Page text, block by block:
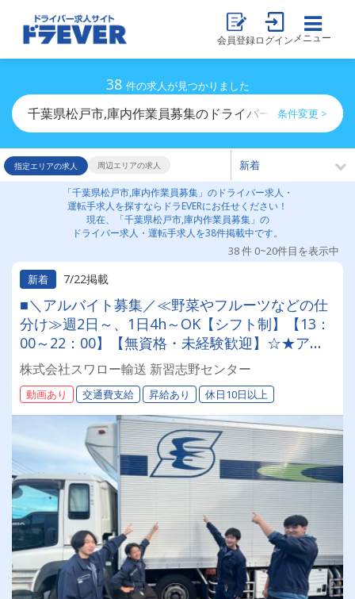
会員登録ログイン メニュー
38 件の求人が見つかりました
千葉県松戸市,庫内作業員募集のドライバー求人・運転手
条件変更 >
指定エリアの求人 周辺エリアの求人
「千葉県松戸市,庫内作業員募集」のドライバー求人・
運転手求人を探すならドラEVERにお任せください！
現在、「千葉県松戸市,庫内作業員募集」の
ドライバー求人・運転手求人を38件掲載中です。
38 件 0~20件目を表示中
新着
7/22掲載
■＼アルバイト募集／≪野菜やフルーツなどの仕
分け≫週2日～、1日4h～OK【シフト制】【13：
00～22：00】【無資格・未経験歓迎】☆★アル
バイトから『正社員』へステップUP可能！
★☆★☆スキマ時間に働いてください！☆★
株式会社スワロー輸送 新習志野センター
動画あり 交通費支給 昇給あり 休日10日以上